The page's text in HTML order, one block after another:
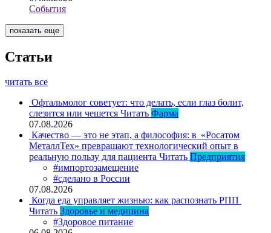
События
показать еще
Статьи
читать все
Офтальмолог советует: что делать, если глаз болит,
слезится или чешется Читать Фарма
07.08.2026
Качество — это не этап, а философия: в «Росатом
МеталлТех» превращают технологический опыт в
реальную пользу для пациента Читать Предприятия
#импортозамещение
#сделано в России
07.08.2026
Когда еда управляет жизнью: как распознать РПП
Читать Здоровье и медицина
#Здоровое питание